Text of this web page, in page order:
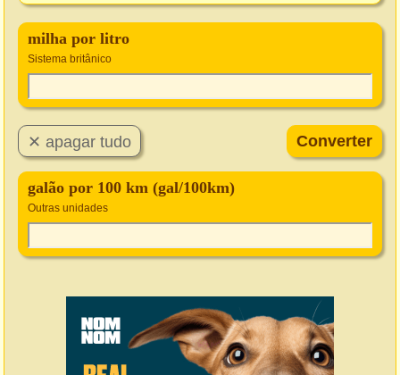
milha por litro
Sistema britânico
galão por 100 km (gal/100km)
Outras unidades